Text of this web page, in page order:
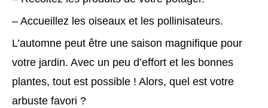
– Accueillez les oiseaux et les pollinisateurs.
L’automne peut être une saison magnifique pour
votre jardin. Avec un peu d’effort et les bonnes
plantes, tout est possible ! Alors, quel est votre
arbuste favori ?